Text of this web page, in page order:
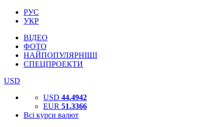
РУС
УКР
ВІДЕО
ФОТО
НАЙПОПУЛЯРНІШІ
СПЕЦПРОЕКТИ
USD
USD 44.4942
EUR 51.3366
Всі курси валют